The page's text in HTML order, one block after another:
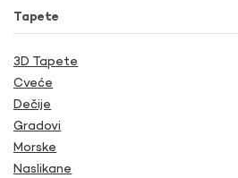
Tapete
3D Tapete
Cveće
Dečije
Gradovi
Morske
Naslikane